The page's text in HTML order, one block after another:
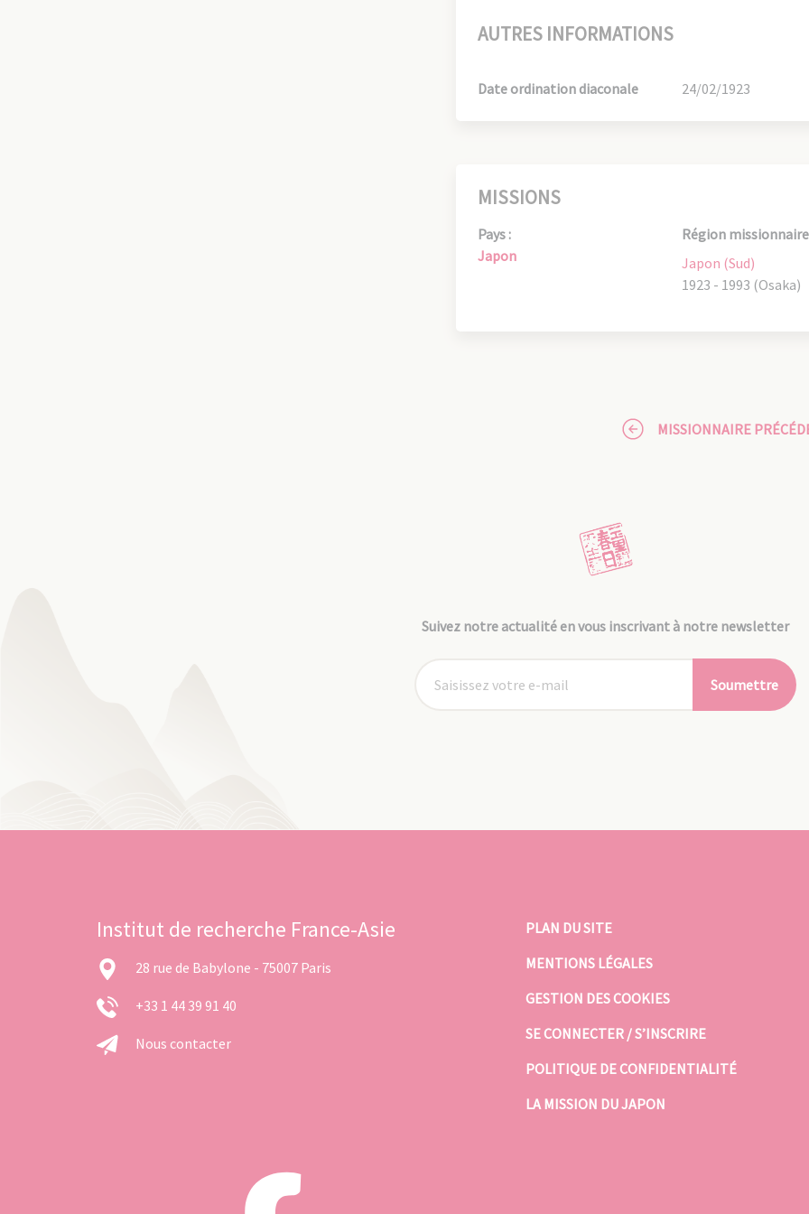
AUTRES INFORMATIONS
Date ordination diaconale 24/02/1923
MISSIONS
Pays :
Japon
Région
Japon (Sud)
1923 - 1993 (Osaka)
MISSIONNAIRE
Suivez notre actualité en vous inscrivant à notre newsletter
Soumettre
Institut de recherche France-Asie
28 rue de Babylone - 75007 Paris
+33 1 44 39 91 40
Nous contacter
PLAN DU SITE
MENTIONS LÉGALES
GESTION DES COOKIES
SE CONNECTER / S’INSCRIRE
POLITIQUE DE CONFIDENTIALITÉ
LA MISSION DU JAPON